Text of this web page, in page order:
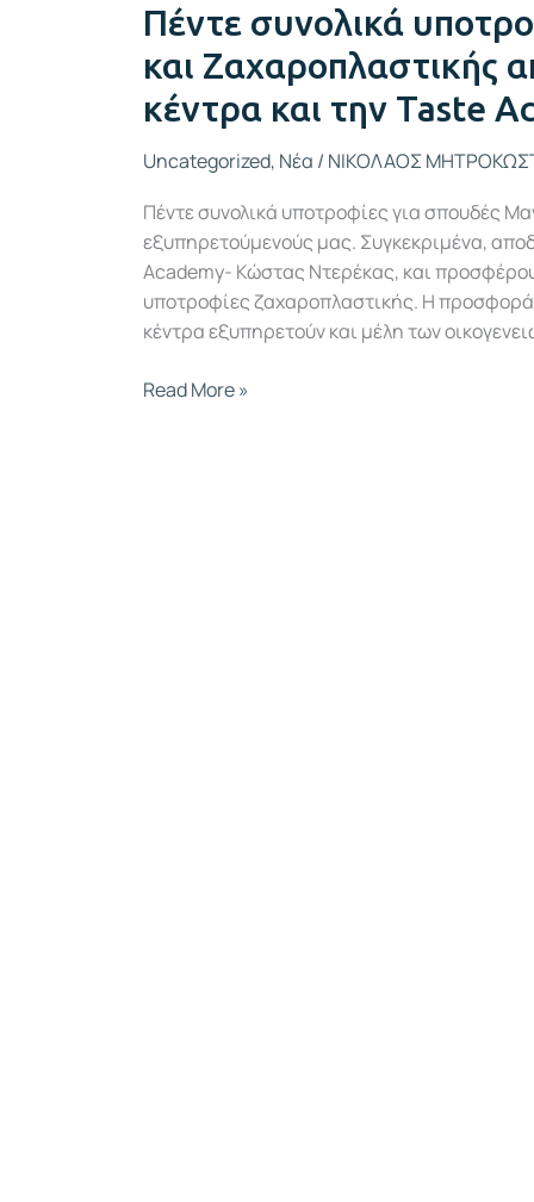
Πέντε συνολικά
και Ζαχαροπλαστικής
κέντρα και την Taste
Uncategorized, Νέα / ΝΙΚΟΛΑΟΣ
Πέντε συνολικά υποτροφίες για σπουδές
εξυπηρετούμενούς μας. Συγκεκριμένα,
Academy- Κώστας Ντερέκας, και
υποτροφίες ζαχαροπλαστικής. Η
κέντρα εξυπηρετούν και μέλη των
Read More »